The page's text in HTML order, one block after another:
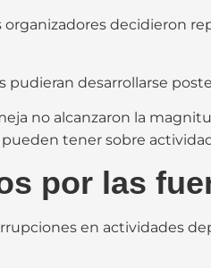
organizadores decidieron
desarrollarse
no alcanzaron la
tener sobre
por las
en actividades